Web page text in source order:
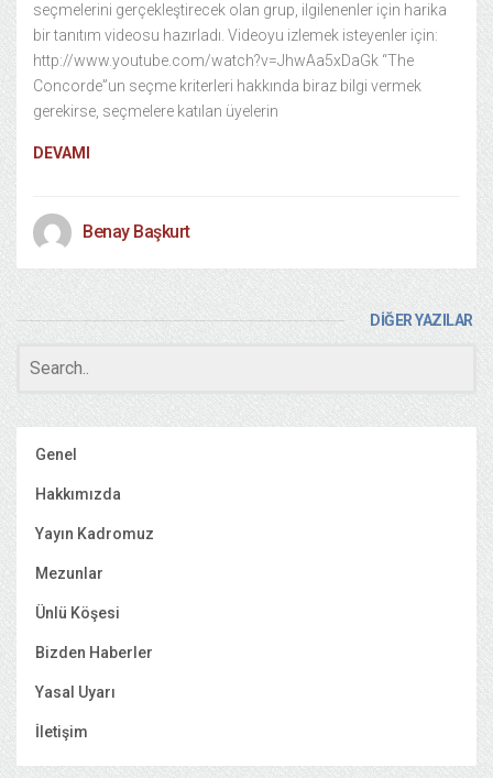
seçmelerini gerçekleştirecek olan grup, ilgilenenler için harika
bir tanıtım videosu hazırladı. Videoyu izlemek isteyenler için:
http://www.youtube.com/watch?v=JhwAa5xDaGk “The
Concorde”un seçme kriterleri hakkında biraz bilgi vermek
gerekirse, seçmelere katılan üyelerin
DEVAMI
Benay Başkurt
DİĞER YAZILAR
Genel
Hakkımızda
Yayın Kadromuz
Mezunlar
Ünlü Köşesi
Bizden Haberler
Yasal Uyarı
İletişim